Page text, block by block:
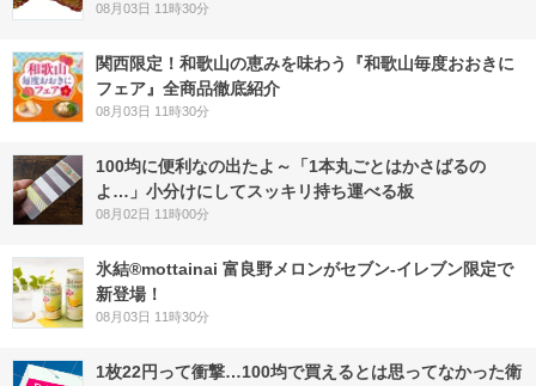
08月03日 11時30分
関西限定！和歌山の恵みを味わう『和歌山毎度おおきに
フェア』全商品徹底紹介
08月03日 11時30分
100均に便利なの出たよ～「1本丸ごとはかさばるの
よ…」小分けにしてスッキリ持ち運べる板
08月02日 11時00分
氷結®mottainai 富良野メロンがセブン‐イレブン限定で
新登場！
08月03日 11時30分
1枚22円って衝撃…100均で買えるとは思ってなかった衛